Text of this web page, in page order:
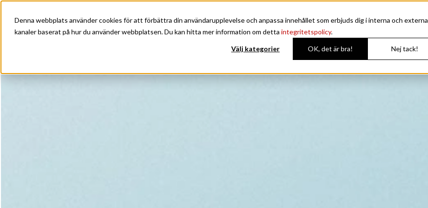
Denna webbplats använder cookies för att förbättra din användarupplevelse och anpassa innehållet som erbjuds dig i interna och externa
kanaler baserat på hur du använder webbplatsen. Du kan hitta mer information om detta integritetspolicy.
Välj kategorier OK, det är bra! Nej tack!
Avant Noblesse